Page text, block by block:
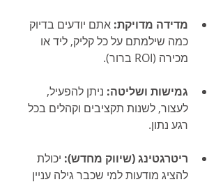
מדידה מדויקת: אתם יודעים בדיוק
כמה שילמתם על כל קליק, ליד או
מכירה (ROI ברור).
גמישות ושליטה: ניתן להפעיל,
לעצור, לשנות תקציבים וקהלים בכל
רגע נתון.
ריטרגטינג (שיווק מחדש): יכולת
להציג מודעות למי שכבר גילה עניין